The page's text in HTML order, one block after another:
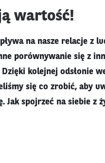
wartość!
na nasze relacje z
porównywanie się z
kolejnej odsłonie
się co zrobić, aby
spojrzeć na siebie z